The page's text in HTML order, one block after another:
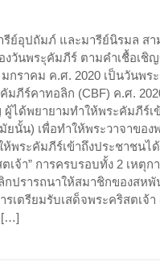
ย์อุปถัมภ์ และมารีย์นิรมล ส
วันพระุคัมภีร์ ตามคำเชื้อเชิ
ราคม ค.ศ. 2020 เป็นวันพร
มภีร์คาทอลิก (CBF) ค.ศ.
ด้พยายามทำให้พระคัมภีร์เ
นั้น) เพื่อทำให้พระวาจาขอ
พระคัมภีร์เข้าถึงประชาชนไ
เจ้า” การครบรอบทั้ง 2 เหตุ
ปรารถนาให้สมาชิกของสหพั
เตรียมรับเสด็จพระคริสตเจ้
[…]